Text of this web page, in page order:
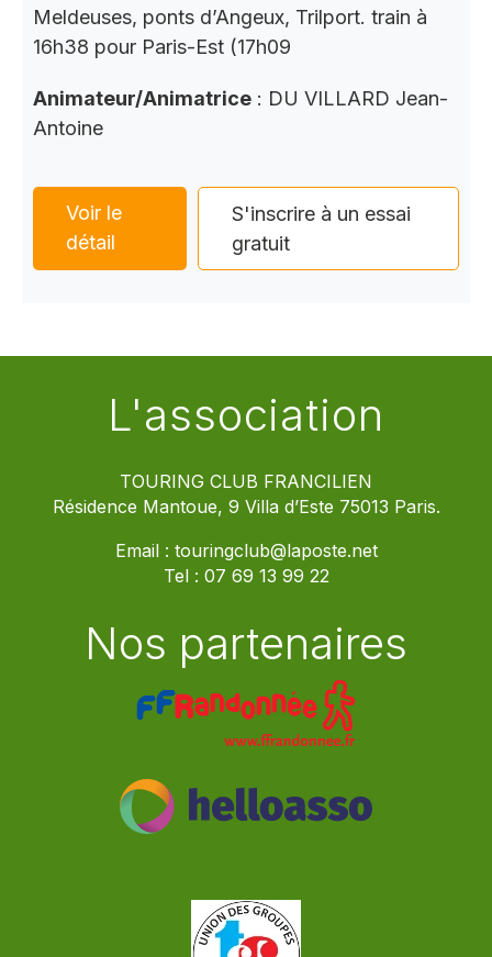
Meldeuses, ponts d’Angeux, Trilport. train à
16h38 pour Paris-Est (17h09
Animateur/Animatrice : DU VILLARD Jean-
Antoine
Voir le
détail
S'inscrire à un essai
gratuit
L'association
TOURING CLUB FRANCILIEN
Résidence Mantoue, 9 Villa d’Este 75013 Paris.
Email : touringclub@laposte.net
Tel : 07 69 13 99 22
Nos partenaires